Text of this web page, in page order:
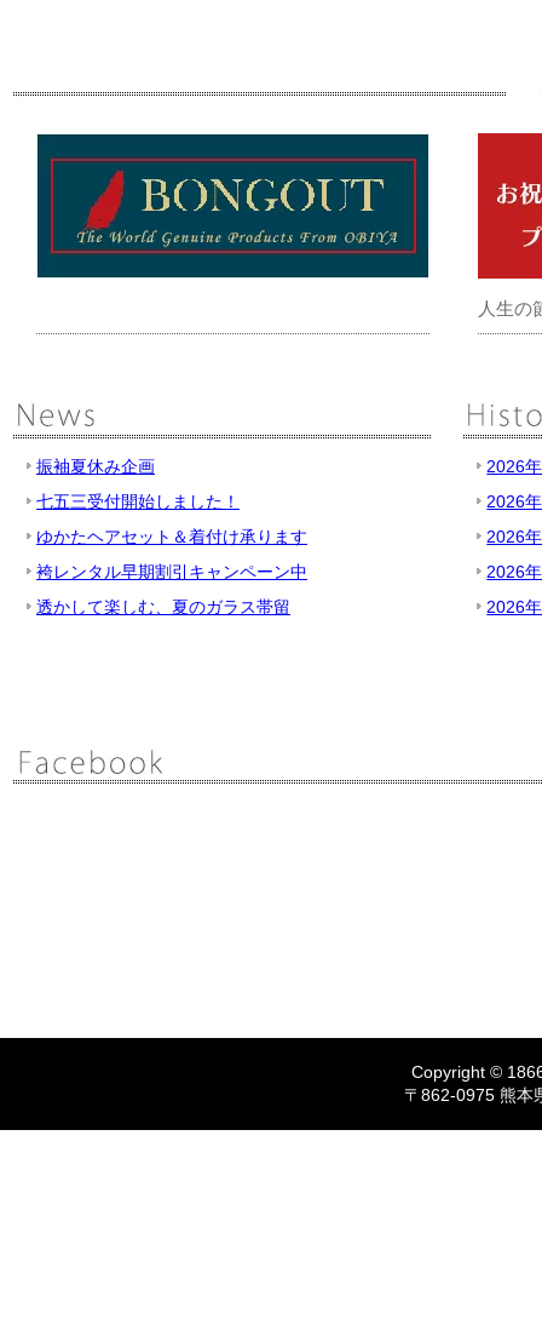
人生の
振袖夏休み企画
七五三受付開始しました！
ゆかたヘアセット＆着付け承ります
袴レンタル早期割引キャンペーン中
透かして楽しむ、夏のガラス帯留
2026
2026
2026
2026
2026
Copyright ©
〒862-0975 熊本